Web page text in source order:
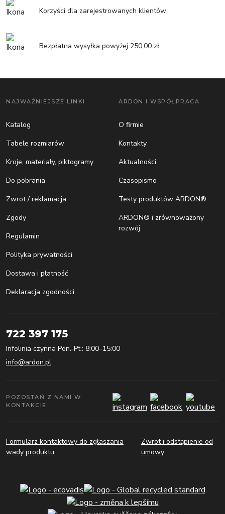
Korzyści dla zarejestrowanych klientów
Bezpłatna wysyłka powyżej 250,00 zł
NAJWAŻNIEJSZE LINKI
Katalog
Tabele rozmiarów
Kroje, materiały, piktogramy
Do pobrania
Zwrot / reklamacja
Zgody
Regulamin
Polityka prywatności
Dostawa i płatność
Deklaracja zgodności
ARDON I WSPÓŁPRACA
O firmie
Kontakty
Aktualności
Czasopismo
Testy produktów ARDON®
ARDON® i zrównoważony
rozwój
722 397 175
Infolinia czynna Pon.-Pt.: 8:00–15:00
info@ardon.pl
POZOSTAŃ Z NAMI W
KONTAKCIE
Formularz kontaktowy do zgłaszania
wady produktu
Zwrot i odstąpienie od
umowy